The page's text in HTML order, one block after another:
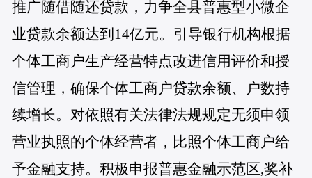
推广随借随还贷款，力争全县普惠型小微企
业贷款余额达到14亿元。引导银行机构根据
个体工商户生产经营特点改进信用评价和授
信管理，确保个体工商户贷款余额、户数持
续增长。对依照有关法律法规规定无须申领
营业执照的个体经营者，比照个体工商户给
予金融支持。积极申报普惠金融示范区,奖补